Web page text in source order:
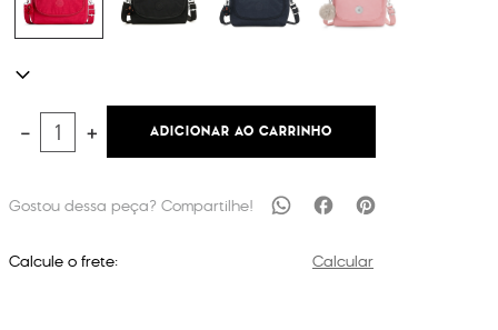
＋
－ ADICIONAR AO CARRINHO
Calcule o frete: Calcular